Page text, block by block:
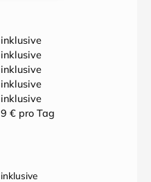
inklusive
inklusive
inklusive
inklusive
inklusive
9 € pro Tag
inklusive